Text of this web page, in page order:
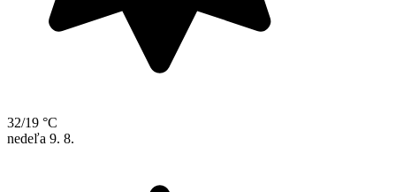
32/19 °C
nedeľa 9. 8.